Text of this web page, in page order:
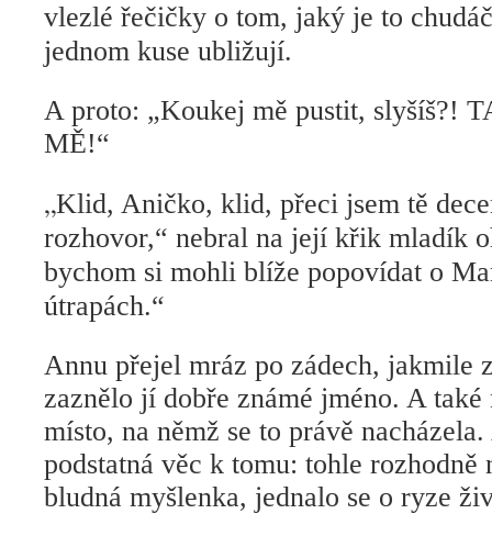
vlezlé řečičky o tom, jaký je to
jednom kuse ubližují.
A proto: „Koukej mě pustit, slyšíš?!
MĚ!“
„Klid, Aničko, klid, přeci jsem tě
rozhovor,“ nebral na její křik mladík
bychom si mohli blíže popovídat o
útrapách.“
Annu přejel mráz po zádech, jakmile
zaznělo jí dobře známé jméno. A také
místo, na němž se to právě
podstatná věc k tomu: tohle rozhodně
bludná myšlenka, jednalo se o ryze